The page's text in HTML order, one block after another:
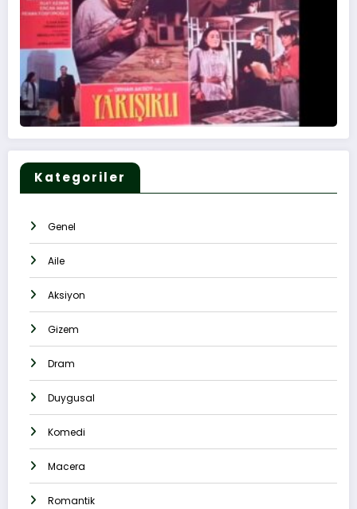
Kategoriler
Genel
Aile
Aksiyon
Gizem
Dram
Duygusal
Komedi
Macera
Romantik